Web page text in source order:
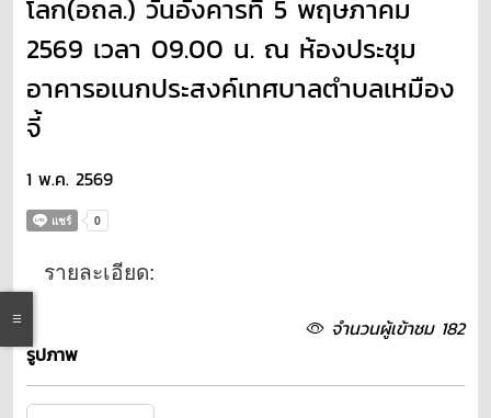
โลก(อถล.) วันอังคารที่ 5 พฤษภาคม
2569 เวลา 09.00 น. ณ ห้องประชุม
อาคารอเนกประสงค์เทศบาลตำบลเหมือง
จี้
1 พ.ค. 2569
รายละเอียด:
จำนวนผู้เข้าชม 182
รูปภาพ